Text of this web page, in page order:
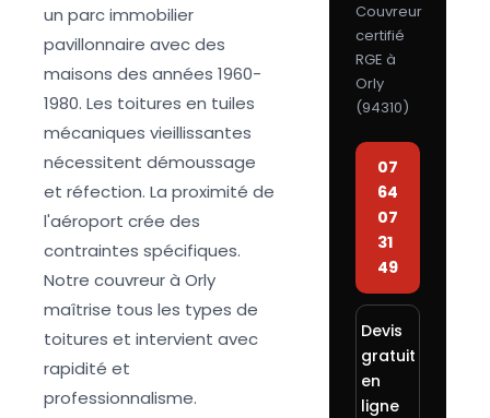
un parc immobilier
pavillonnaire avec des
maisons des années 1960-
1980. Les toitures en tuiles
mécaniques vieillissantes
nécessitent démoussage
et réfection. La proximité de
l'aéroport crée des
contraintes spécifiques.
Notre couvreur à Orly
maîtrise tous les types de
toitures et intervient avec
rapidité et
professionnalisme.
Couvreur
certifié
RGE à
Orly
(94310)
07
64
07
31
49
Devis
gratuit
en
ligne